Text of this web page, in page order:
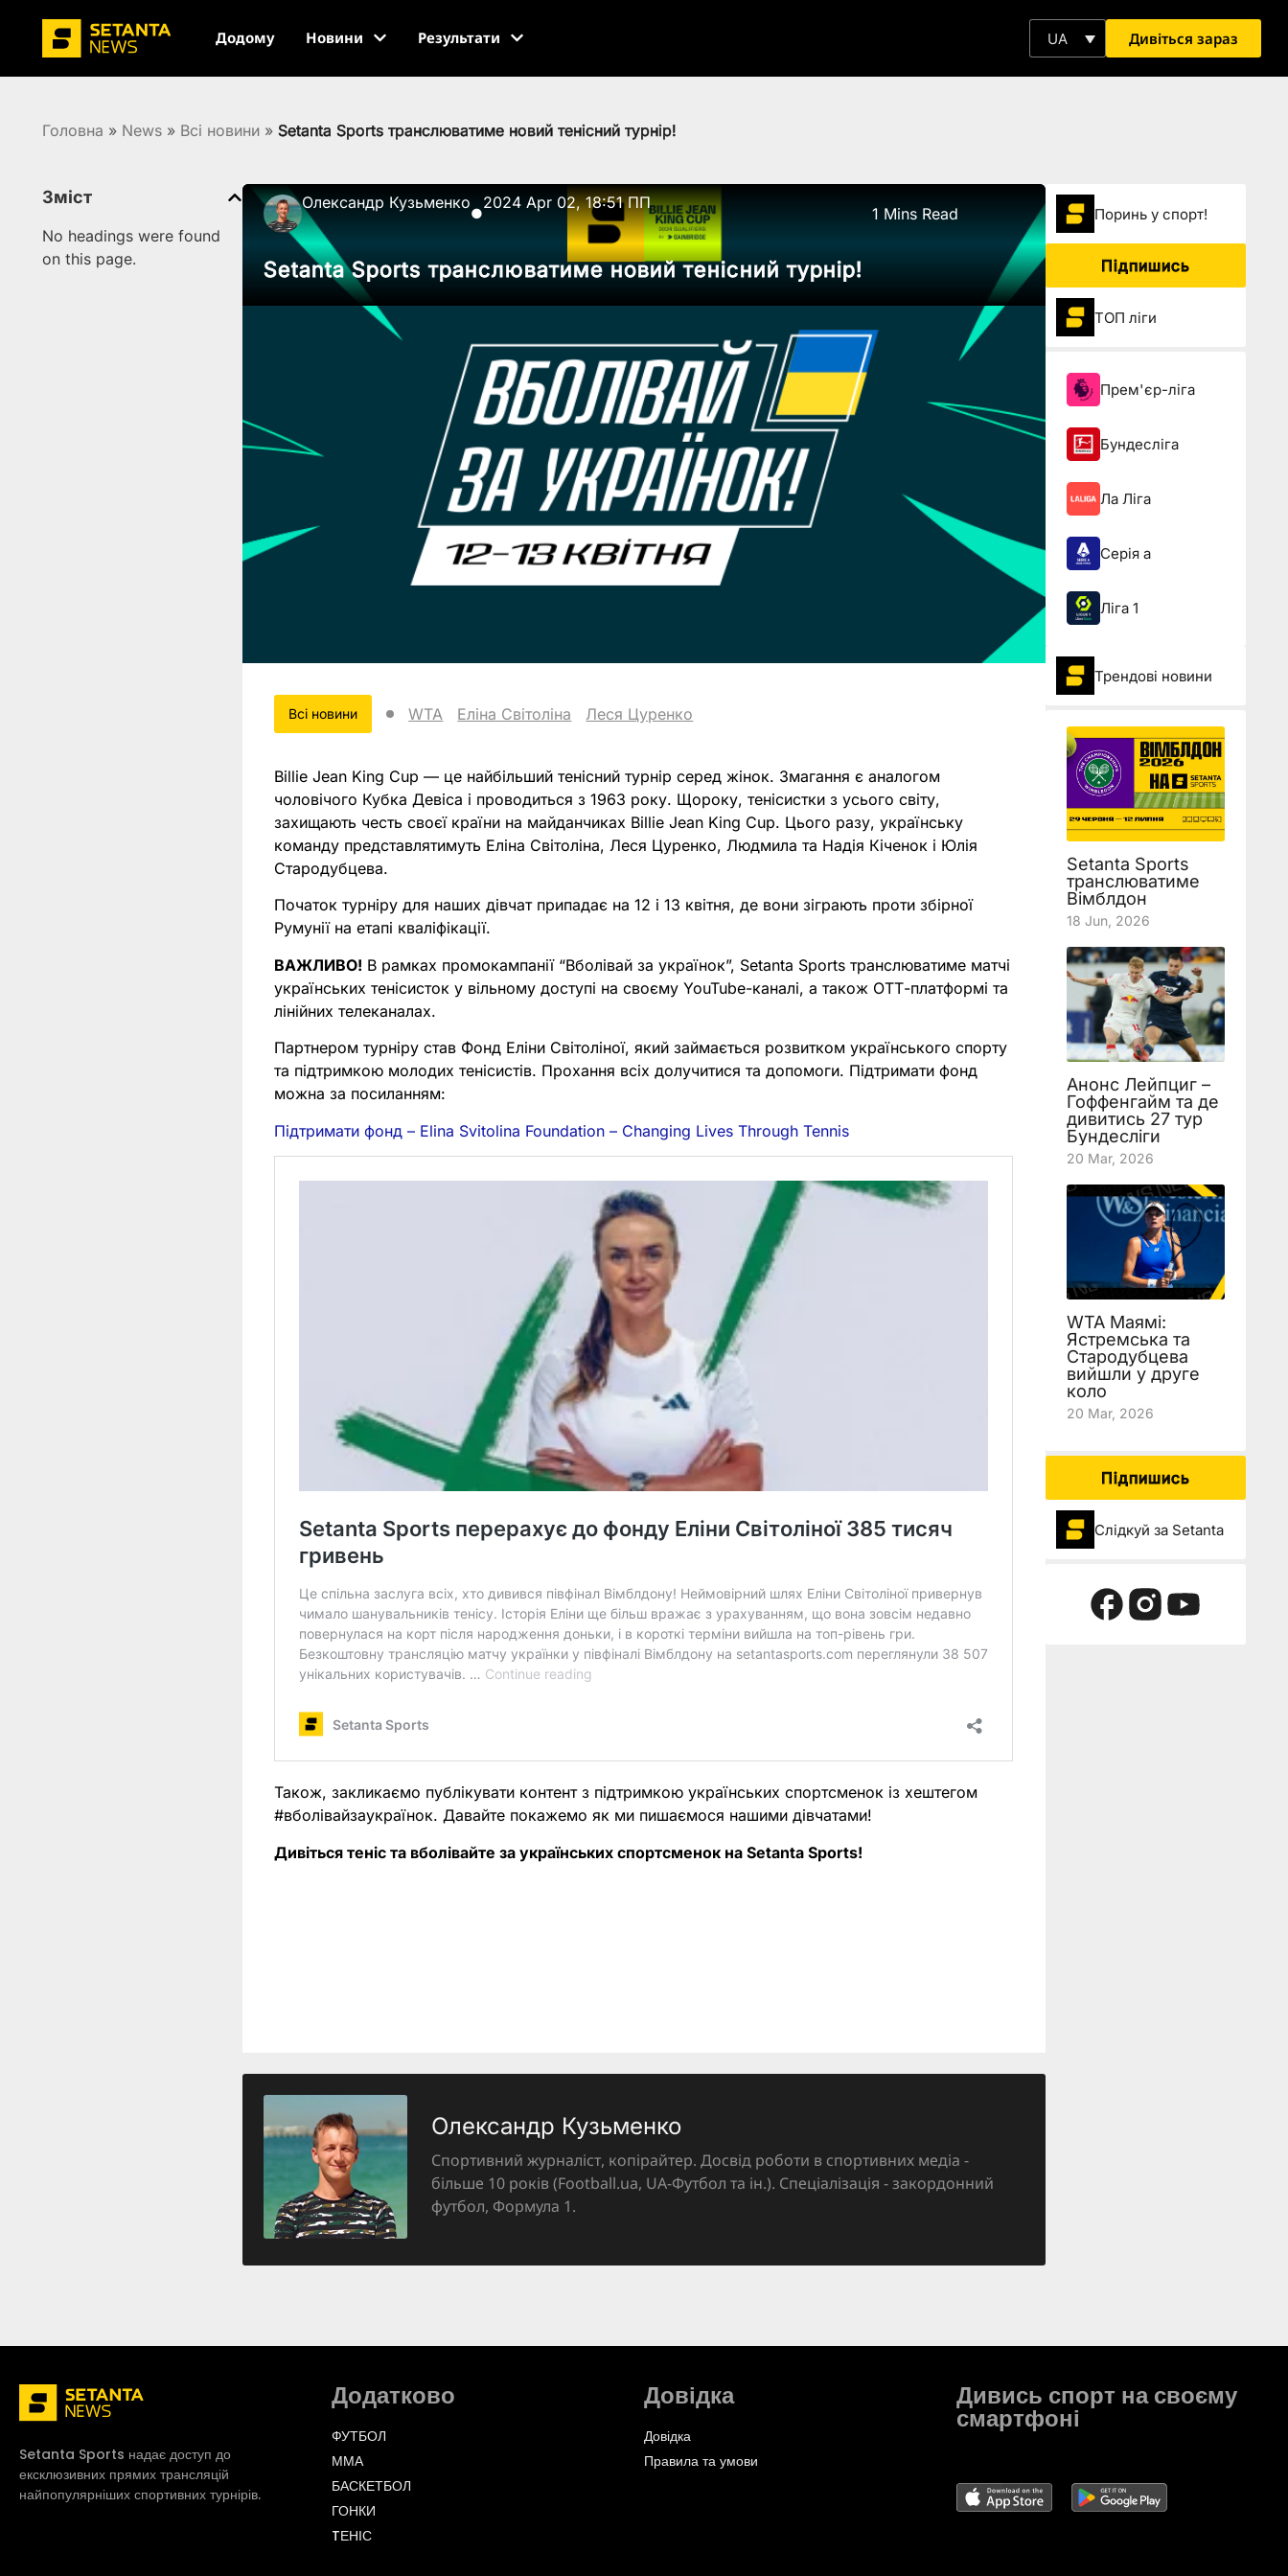
Додому Новини Результати UA Дивіться зараз
Головна » News » Всi новини » Setanta Sports транслюватиме новий тенісний турнір!
Зміст
No headings were found
on this page.
Олександр Кузьменко
●
2024 Apr 02, 18:51 ПП
1 Mins Read
Setanta Sports транслюватиме новий тенісний турнір!
Всi новини WTA Еліна Світоліна Леся Цуренко
Billie Jean King Cup — це найбільший тенісний турнір серед жінок. Змагання є аналогом
чоловічого Кубка Девіса і проводиться з 1963 року. Щороку, тенісистки з усього світу,
захищають честь своєї країни на майданчиках Billie Jean King Cup. Цього разу, українську
команду представлятимуть Еліна Світоліна, Леся Цуренко, Людмила та Надія Кіченок і Юлія
Стародубцева.
Початок турніру для наших дівчат припадає на 12 і 13 квітня, де вони зіграють проти збірної
Румунії на етапі кваліфікації.
ВАЖЛИВО! В рамках промокампанії “Вболівай за українок”, Setanta Sports транслюватиме матчі
українських тенісисток у вільному доступі на своєму YouTube-каналі, а також ОТТ-платформі та
лінійних телеканалах.
Партнером турніру став Фонд Еліни Світоліної, який займається розвитком українського спорту
та підтримкою молодих тенісистів. Прохання всіх долучитися та допомоги. Підтримати фонд
можна за посиланням:
Підтримати фонд – Elina Svitolina Foundation – Changing Lives Through Tennis
Також, закликаємо публікувати контент з підтримкою українських спортсменок із хештегом
#вболівайзаукраїнок. Давайте покажемо як ми пишаємося нашими дівчатами!
Дивіться теніс та вболівайте за українських спортсменок на Setanta Sports!
Олександр Кузьменко
Спортивний журналіст, копірайтер. Досвід роботи в спортивних медіа -
більше 10 років (Football.ua, UA-Футбол та ін.). Спеціалізація - закордонний
футбол, Формула 1.
Поринь у спорт!
Підпишись
ТОП ліги
Прем'єр-ліга
Бундесліга
Ла Ліга
Серія а
Ліга 1
Трендові новини
Setanta Sports
транслюватиме
Вімблдон
18 Jun, 2026
Анонс Лейпциг –
Гоффенгайм та де
дивитись 27 тур
Бундесліги
20 Mar, 2026
WTA Маямі:
Ястремська та
Стародубцева
вийшли у друге
коло
20 Mar, 2026
Підпишись
Слідкуй за Setanta
Setanta Sports надає доступ до
ексклюзивних прямих трансляцій
найпопулярніших спортивних турнірів.
Додатково
ФУТБОЛ
ММА
БАСКЕТБОЛ
ГОНКИ
TЕНІС
Довідка
Довідка
Правила та умови
Дивись спорт на своєму
смартфоні